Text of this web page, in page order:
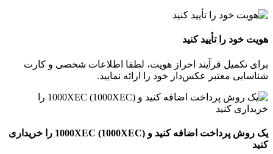
هویت خود را تأیید کنید
برای تکمیل فرآیند احراز هویت، لطفا اطلاعات شخصی و کارت
شناسایی معتبر عکس‌دار خود را ارائه نمایید.
یک روش پرداخت اضافه کنید و 1000XEC (1000XEC) را خریداری
کنید